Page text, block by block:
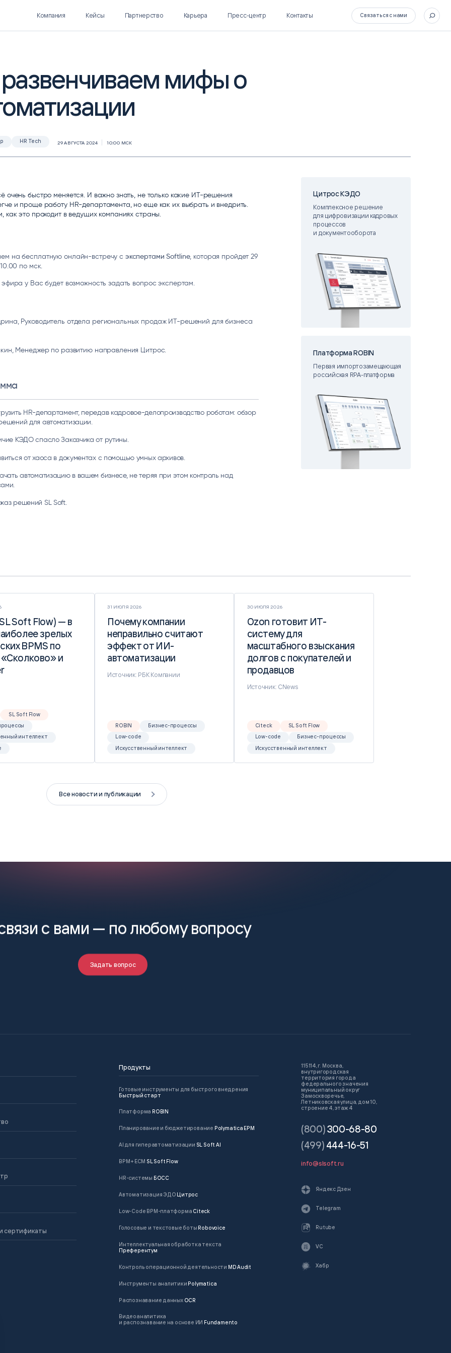
Polymatica EPM
ПЛАНИРОВАНИЕ И
БЮДЖЕТИРОВАНИЕ
SL Soft AI
AI ДЛЯ ГИПЕРАВТОМАТИЗАЦИИ
Компания Кейсы Партнерство Карьера Пресс-центр Контакты Связаться с нами
мифы о
HR Tech 29 АВГУСТА 2024 10:00 МСК
очень быстро меняется. И важно знать, не только какие ИТ-решения
и проще работу HR-департамента, но еще как их выбрать и внедрить.
как это проходит в ведущих компаниях страны.
на бесплатную онлайн-встречу с экспертами Softline, которая пройдет 29
по мск.
у Вас будет возможность задать вопрос экспертам.
Руководитель отдела региональных продаж ИТ-решений для бизнеса
Менеджер по развитию направления Цитрос.
HR-департамент, передав кадровое-делопроизводство роботам: обзор
для автоматизации.
КЭДО спасло Заказчика от рутины.
от хаоса в документах с помощью умных архивов.
автоматизацию в вашем бизнесе, не теряя при этом контроль над
решений SL Soft.
Цитрос КЭДО
Комплексное решение ​
для цифровизации кадровых
процессов
и документооборота
Платформа ROBIN
Первая импортозамещающая
российская RPA-платформа
Soft Flow) — в
зрелых
BPMS по
и
Soft Flow) — в
зрелых
BPMS по
и
SL Soft Flow
интеллект
31 ИЮЛЯ 2026
Почему компании
неправильно считают
эффект от ИИ-
автоматизации
Почему компании
неправильно считают
эффект от ИИ-
автоматизации
Источник: РБК Компании
ROBIN
Бизнес-процессы
Low-code
Искусственный интеллект
30 ИЮЛЯ 2026
Ozon готовит ИТ-
систему для
масштабного взыскания
долгов с покупателей и
продавцов
Ozon готовит ИТ-
систему для
масштабного взыскания
долгов с покупателей и
продавцов
Источник: CNews
Citeck
SL Soft Flow
Low-code
Бизнес-процессы
Искусственный интеллект
Все новости и публикации
с вами — по любому вопросу
Задать вопрос
сертификаты
Продукты
Готовые инструменты для быстрого внедрения
Быстрый старт
Платформа ROBIN
Планирование и бюджетирование Polymatica EPM
AI для гиперавтоматизации SL Soft AI
BPM + ECM SL Soft Flow
HR-системы БОСС
Автоматизация ЭДО Цитрос
Low-Code BPM-платформа Citeck
Голосовые и текстовые боты Robovoice
Интеллектуальная обработка текста
Преферентум
Контроль операционной деятельности MD Audit
Инструменты аналитики Polymatica
Распознавание данныхOCR
Видеоаналитика
и распознавание на основе ИИ Fundamento
115114, г. Москва,
внутригородская
территория города
федерального значения
муниципальный округ
Замоскворечье,
Летниковская улица, дом 10,
строение 4, этаж 4
(800)300-68-80
(499) 444-16-51
info@slsoft.ru
Яндекс Дзен
Telegram
Rutube
VC
Хабр